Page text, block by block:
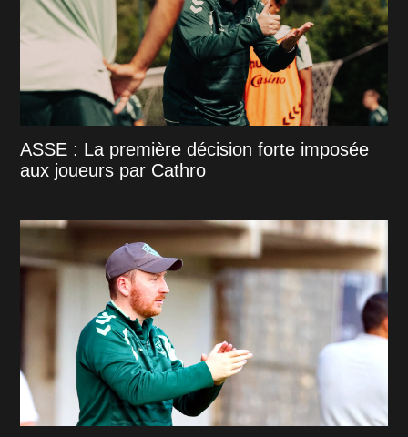
ASSE : La première décision forte imposée
aux joueurs par Cathro